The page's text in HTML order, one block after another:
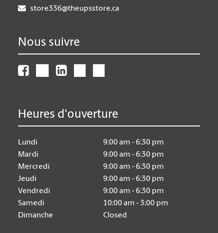
store336@theupsstore.ca
Nous suivre
Heures d'ouverture
Lundi
9:00 am - 6:30 pm
Mardi
9:00 am - 6:30 pm
Mercredi
9:00 am - 6:30 pm
Jeudi
9:00 am - 6:30 pm
Vendredi
9:00 am - 6:30 pm
Samedi
10:00 am - 3:00 pm
Dimanche
Closed